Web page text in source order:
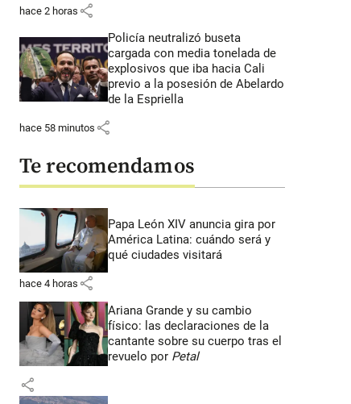
segundos
hace 2 horas share
Policía neutralizó buseta
cargada con media tonelada de
explosivos que iba hacia Cali
previo a la posesión de Abelardo
de la Espriella
hace 58 minutos share
Te recomendamos
Papa León XIV anuncia gira por
América Latina: cuándo será y
qué ciudades visitará
hace 4 horas share
Ariana Grande y su cambio
físico: las declaraciones de la
cantante sobre su cuerpo tras el
revuelo por Petal
share